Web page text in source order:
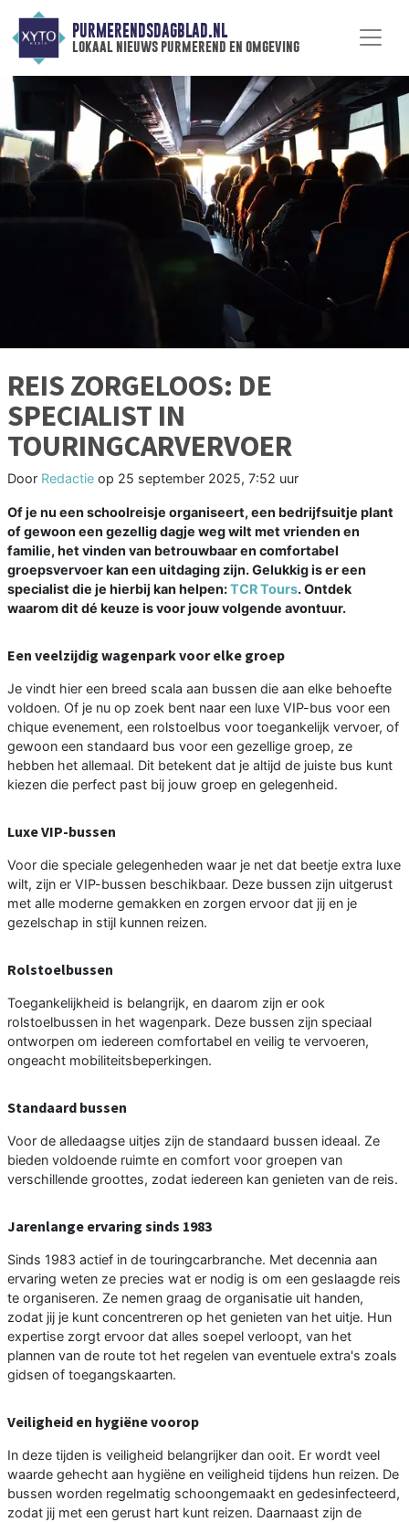
PURMERENDSDAGBLAD.NL
lokaal nieuws purmerend en omgeving
REIS ZORGELOOS: DE
SPECIALIST IN
TOURINGCARVERVOER
Door Redactie op 25 september 2025, 7:52 uur
Of je nu een schoolreisje organiseert, een bedrijfsuitje plant
of gewoon een gezellig dagje weg wilt met vrienden en
familie, het vinden van betrouwbaar en comfortabel
groepsvervoer kan een uitdaging zijn. Gelukkig is er een
specialist die je hierbij kan helpen:TCR Tours. Ontdek
waarom dit dé keuze is voor jouw volgende avontuur.
Een veelzijdig wagenpark voor elke groep
Je vindt hier een breed scala aan bussen die aan elke behoefte
voldoen. Of je nu op zoek bent naar een luxe VIP-bus voor een
chique evenement, een rolstoelbus voor toegankelijk vervoer, of
gewoon een standaard bus voor een gezellige groep, ze
hebben het allemaal. Dit betekent dat je altijd de juiste bus kunt
kiezen die perfect past bij jouw groep en gelegenheid.
Luxe VIP-bussen
Voor die speciale gelegenheden waar je net dat beetje extra luxe
wilt, zijn er VIP-bussen beschikbaar. Deze bussen zijn uitgerust
met alle moderne gemakken en zorgen ervoor dat jij en je
gezelschap in stijl kunnen reizen.
Rolstoelbussen
Toegankelijkheid is belangrijk, en daarom zijn er ook
rolstoelbussen in het wagenpark. Deze bussen zijn speciaal
ontworpen om iedereen comfortabel en veilig te vervoeren,
ongeacht mobiliteitsbeperkingen.
Standaard bussen
Voor de alledaagse uitjes zijn de standaard bussen ideaal. Ze
bieden voldoende ruimte en comfort voor groepen van
verschillende groottes, zodat iedereen kan genieten van de reis.
Jarenlange ervaring sinds 1983
Sinds 1983 actief in de touringcarbranche. Met decennia aan
ervaring weten ze precies wat er nodig is om een geslaagde reis
te organiseren. Ze nemen graag de organisatie uit handen,
zodat jij je kunt concentreren op het genieten van het uitje. Hun
expertise zorgt ervoor dat alles soepel verloopt, van het
plannen van de route tot het regelen van eventuele extra's zoals
gidsen of toegangskaarten.
Veiligheid en hygiëne voorop
In deze tijden is veiligheid belangrijker dan ooit. Er wordt veel
waarde gehecht aan hygiëne en veiligheid tijdens hun reizen. De
bussen worden regelmatig schoongemaakt en gedesinfecteerd,
zodat jij met een gerust hart kunt reizen. Daarnaast zijn de